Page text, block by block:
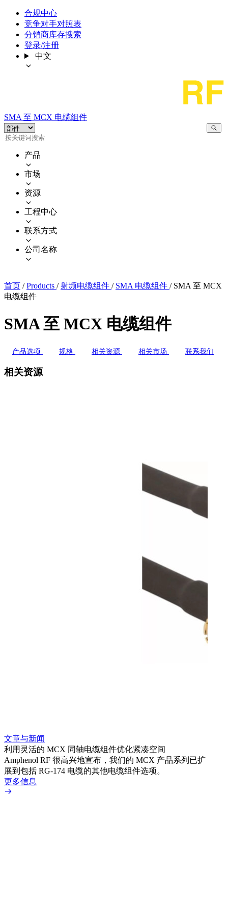
合规中心
竞争对手对照表
分销商库存搜索
登录/注册
中文
SMA 至 MCX 电缆组件
产品
市场
资源
工程中心
联系方式
公司名称
首页 / Products / 射频电缆组件 / SMA 电缆组件 / SMA 至 MCX
电缆组件
SMA 至 MCX 电缆组件
产品选项 规格 相关资源 相关市场 联系我们
相关资源
文章与新闻
利用灵活的 MCX 同轴电缆组件优化紧凑空间
Amphenol RF 很高兴地宣布，我们的 MCX 产品系列已扩
展到包括 RG-174 电缆的其他电缆组件选项。
更多信息